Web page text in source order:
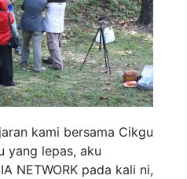
kami bersama Cikgu
yang lepas, aku
NETWORK pada kali ni,